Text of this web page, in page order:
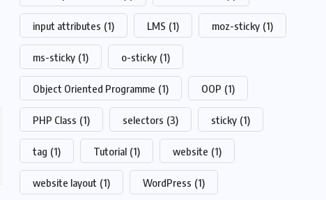
input attributes (1) LMS (1) moz-sticky (1)
ms-sticky (1) o-sticky (1)
Object Oriented Programme (1) OOP (1)
PHP Class (1) selectors (3) sticky (1)
tag (1) Tutorial (1) website (1)
website layout (1) WordPress (1)